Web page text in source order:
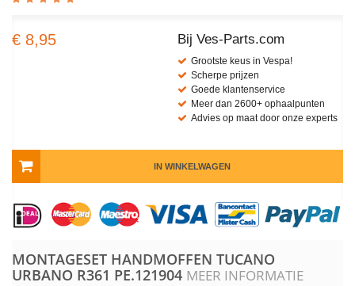
€ 8,95 Bij Ves-Parts.com
Grootste keus in Vespa!
Scherpe prijzen
Goede klantenservice
Meer dan 2600+ ophaalpunten
Advies op maat door onze experts
IN WINKELWAGEN
MONTAGESET HANDMOFFEN TUCANO
URBANO R361 PE.121904 MEER INFORMATIE